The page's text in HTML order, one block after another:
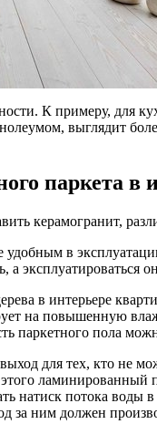
К примеру, для
выглядит
паркета в
керамогранит,
удобным в
а эксплуатироваться
в интерьере
на повышенную
паркетного пола
для тех, кто не
ламинированный
натиск потока воды
за ним должен